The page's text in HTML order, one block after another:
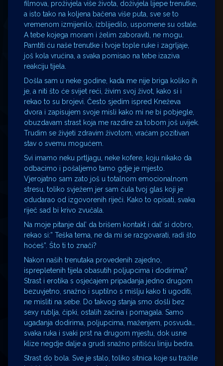
filmova, proživjela više života, doživjela lijepe trenutke,
a isto tako na koljena bačena više puta, sve se to
vremenom izmijenilo, izblijedilo, uspomene su ostale.
A tebe kojega moram i želim zaboraviti, ne mogu.
Pamtiti ću naše trenutke i tvoje tople ruke i zagrljaje,
još kola vrućina, a svaka pomisao na tebe izaziva
reakciju tijela.
Došla sam u neke godine, kada me nije briga koliko ih
je, a niti što će svijet reći, živim svoj život, kako si i
rekao to su brojevi. Često sjedim ispred Kneževa
dvora i zapisujem svoje misli kako mi ne bi pobjegle,
obuzdavam strast koja me razdire za tobom još uvijek.
Trudim se živjeti zdravim životom, vraćam pozitivan
stav o svemu mogućem.
Svi imamo neku prtljagu, neke kofere, koju nikako da
odbacimo i pošaljemo tamo gdje je mjesto.
Vjerojatno sam zato još u totalnom emocionalnom
stresu, toliko svježem jer sam čula tvoj glas koji je
odudarao od izgovorenih riječi. Kako to opisati, svaka
riječ sad bi krivo zvučala.
Na moje pitanje dal’ da brišem kontakt i dal’ si dobro,
rekao si:” Teška tema, ne da mi se razgovarati, radi što
hoćeš”. Što ti to znači?
Nakon naših trenutaka provedenih zajedno,
isprepletenih tijela obasutih poljupcima i dodirima?
Strast i erotika s osjećajem pripadanja jedno drugom
bezuvjetno, snažno i suptilno s mišlju kako ti ugoditi,
ne misliti na sebe. Do takvog stanja smo došli bez
sexy rublja, čipki, ostalih začina i pomagala. Samo
ugađanja dodirima, poljupcima, maženjem, posvuda…
svaka ruka i svaki prst na drugom mjestu, dok usne
klize negdje dalje a grudi snažno pritišću liniju bedra.
Strast do bola. Sve je stalo, toliko sitnica koje su tražile